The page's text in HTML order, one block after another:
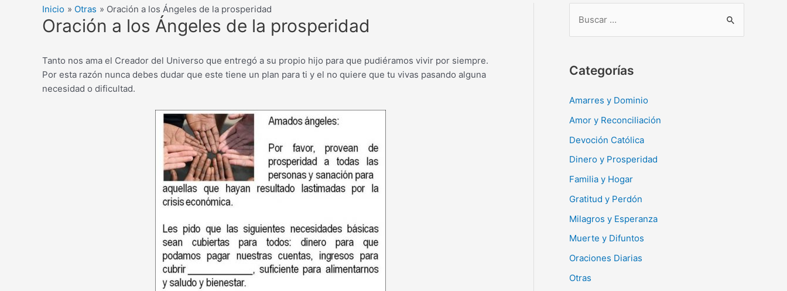
Inicio Otras Oración a los Ángeles de la prosperidad
Oración a los Ángeles de la prosperidad
Tanto nos ama el Creador del Universo que entregó a su propio hijo para que pudiéramos vivir por siempre.
Por esta razón nunca debes dudar que este tiene un plan para ti y el no quiere que tu vivas pasando alguna
necesidad o dificultad.
c
r
Categorías
Amarres y Dominio
Amor y Reconciliación
Devoción Católica
Dinero y Prosperidad
Familia y Hogar
Gratitud y Perdón
Milagros y Esperanza
Muerte y Difuntos
Oraciones Diarias
Otras